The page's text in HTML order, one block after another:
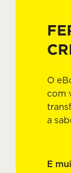
O
com
a
E